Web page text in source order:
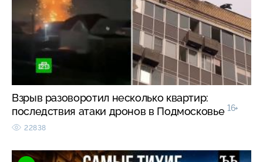
Взрыв разоворотил несколько квартир:
последствия атаки дронов в Подмосковье 16+
22838